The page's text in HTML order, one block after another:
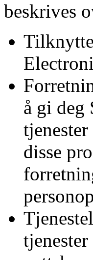
beskrives
å gi deg
disse